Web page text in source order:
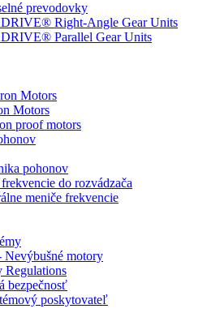
prevodovky
Right-Angle Gear Units
Parallel Gear Units
Motors
Motors
proof motors
pohonov
do rozvádzača
meniče frekvencie
Nevýbušné motory
Regulations
bezpečnosť
poskytovateľ